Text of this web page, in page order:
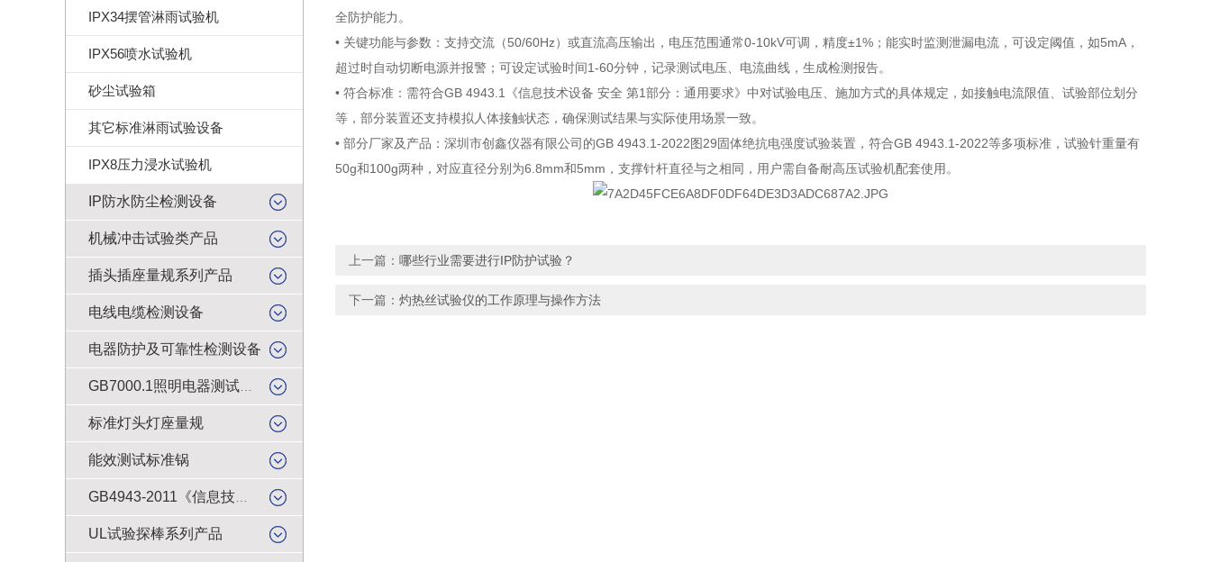
IPX34摆管淋雨试验机
IPX56喷水试验机
砂尘试验箱
其它标准淋雨试验设备
IPX8压力浸水试验机
IP防水防尘检测设备
机械冲击试验类产品
插头插座量规系列产品
电线电缆检测设备
电器防护及可靠性检测设备
标准灯头灯座量规
能效测试标准锅
UL试验探棒系列产品
全防护能力。
• 关键功能与参数：支持交流（50/60Hz）或直流高压输出，电压范围通常0-10kV可调，精度±1%；能实时监测泄漏电流，可设定阈值，如5mA，
超过时自动切断电源并报警；可设定试验时间1-60分钟，记录测试电压、电流曲线，生成检测报告。
• 符合标准：需符合GB 4943.1《信息技术设备 安全 第1部分：通用要求》中对试验电压、施加方式的具体规定，如接触电流限值、试验部位划分
等，部分装置还支持模拟人体接触状态，确保测试结果与实际使用场景一致。
• 部分厂家及产品：深圳市创鑫仪器有限公司的GB 4943.1-2022图29固体绝抗电强度试验装置，符合GB 4943.1-2022等多项标准，试验针重量有
50g和100g两种，对应直径分别为6.8mm和5mm，支撑针杆直径与之相同，用户需自备耐高压试验机配套使用。
上一篇： 哪些行业需要进行IP防护试验？
下一篇： ​灼热丝试验仪的工作原理与操作方法